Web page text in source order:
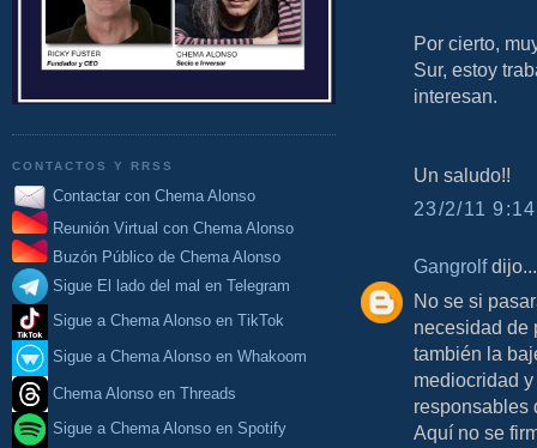
CONTACTOS Y RRSS
Contactar con Chema Alonso
Reunión Virtual con Chema Alonso
Buzón Público de Chema Alonso
Sigue El lado del mal en Telegram
Sigue a Chema Alonso en TikTok
Sigue a Chema Alonso en Whakoom
Chema Alonso en Threads
Sigue a Chema Alonso en Spotify
Por cierto,
Sur, estoy
interesan.
Un saludo!!
23/2/11
Gangrolfdijo...
No se si
necesidad de
también la
mediocridad
responsables
Aquí no se